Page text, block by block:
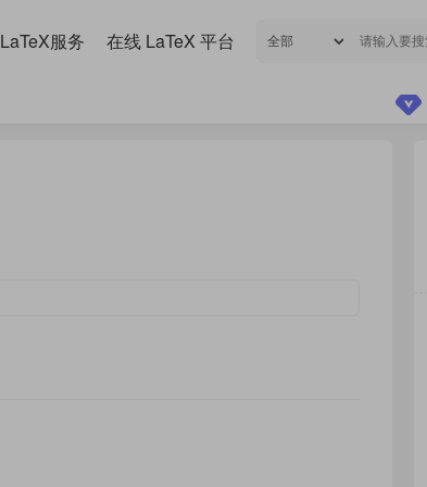
LaTeX服务 在线 LaTeX 平台